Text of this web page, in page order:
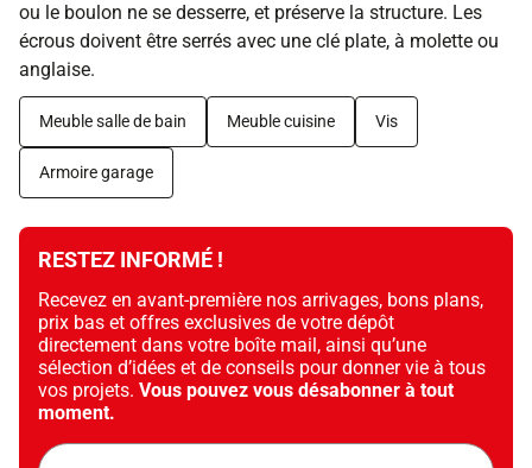
ou le boulon ne se desserre, et préserve la structure. Les
écrous doivent être serrés avec une clé plate, à molette ou
anglaise.
Meuble salle de bain Meuble cuisine Vis
Armoire garage
RESTEZ INFORMÉ !
Recevez en avant-première nos arrivages, bons plans,
prix bas et offres exclusives de votre dépôt
directement dans votre boîte mail, ainsi qu’une
sélection d’idées et de conseils pour donner vie à tous
vos projets. Vous pouvez vous désabonner à tout
moment.
Adresse